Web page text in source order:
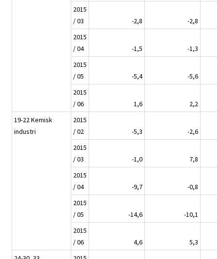
2015
/ 03
-2,8
-2,8
2015
/ 04
-1,5
-1,3
2015
/ 05
-5,4
-5,6
2015
/ 06
1,6
2,2
19-22 Kemisk
industri
2015
/ 02
-5,3
-2,6
2015
/ 03
-1,0
7,8
2015
/ 04
-9,7
-0,8
2015
/ 05
-14,6
-10,1
2015
/ 06
4,6
5,3